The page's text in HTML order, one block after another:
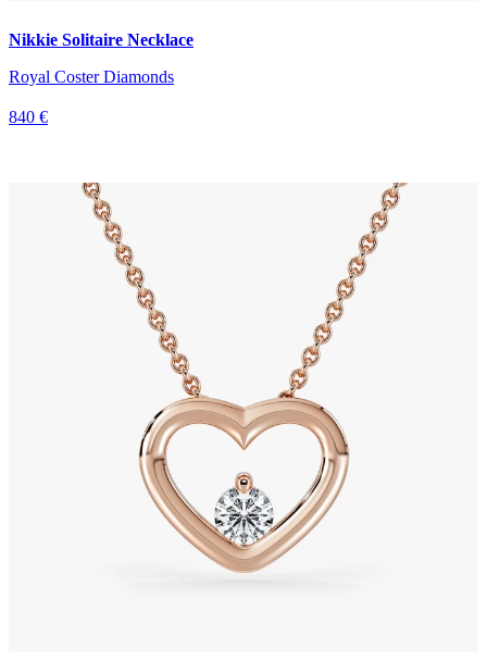
Nikkie Solitaire Necklace
Royal Coster Diamonds
840 €